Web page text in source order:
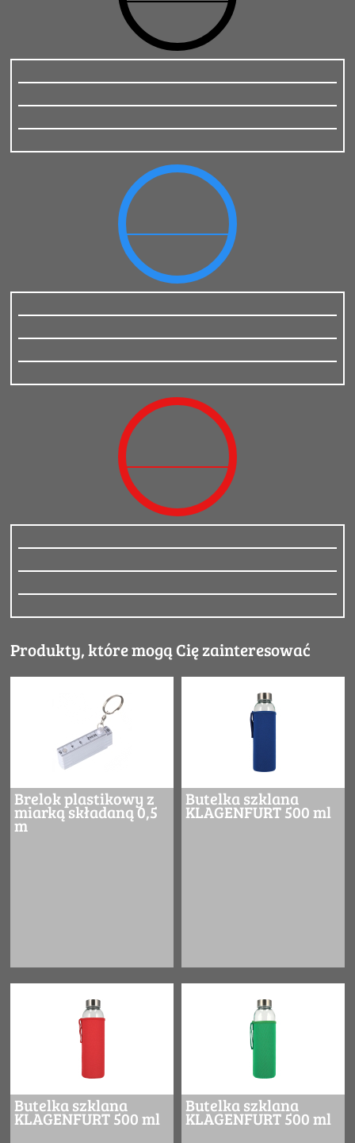
Produkty, które mogą Cię zainteresować
Brelok plastikowy z
miarką składaną 0,5
m
Butelka szklana
KLAGENFURT 500 ml
Butelka szklana
KLAGENFURT 500 ml
Butelka szklana
KLAGENFURT 500 ml